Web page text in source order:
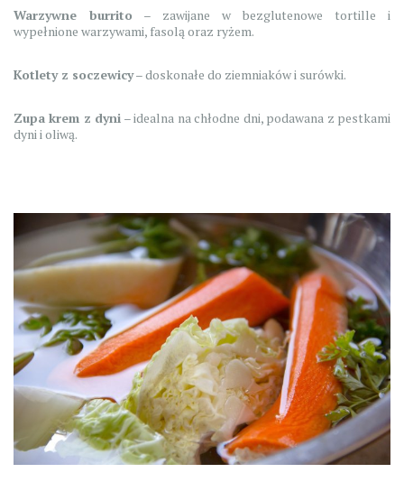
Warzywne burrito – zawijane w bezglutenowe tortille i
wypełnione warzywami, fasolą oraz ryżem.
Kotlety z soczewicy– doskonałe do ziemniaków i surówki.
Zupa krem z dyni – idealna na chłodne dni, podawana z pestkami
dyni i oliwą.